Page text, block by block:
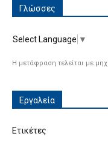
Γλώσσες
Select Language ▼
Η μετάφραση τελείται με
Εργαλεία
Ετικέτες